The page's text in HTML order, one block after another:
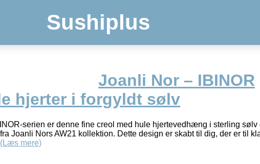
Sushiplus
Joanli Nor – IBINOR
hjerter i forgyldt sølv
serien er denne fine creol med hule hjertevedhæng i sterling sølv
Joanli Nors AW21 kollektion. Dette design er skabt til dig, der er til
(Læs mere)